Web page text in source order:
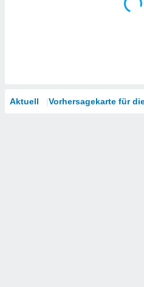
Aktuell Vorhersagekarte für